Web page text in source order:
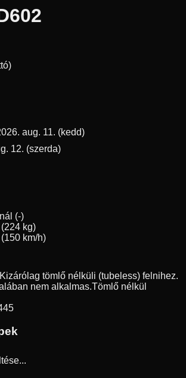
aug. 11. (kedd)
12. (szerda)
(-)
kg)
(150 km/h)
Kizárólag tömlő nélküli (tubeless) felnihez.
nem alkalmas.Tömlő nélkül